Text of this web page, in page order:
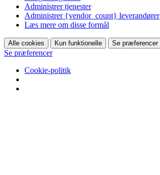
Administrer tjenester
Administrer {vendor_count} leverandører
Læs mere om disse formål
Alle cookies Kun funktionelle Se præferencer
Se præferencer
Cookie-politik